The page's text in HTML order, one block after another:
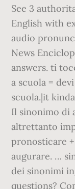
See 3
English with
audio
News
answers. ti
a scuola =
scuola.|it
Il sinonimo di
altrettanto
pronosticare
augurare. …
dei sinonimi
questions?